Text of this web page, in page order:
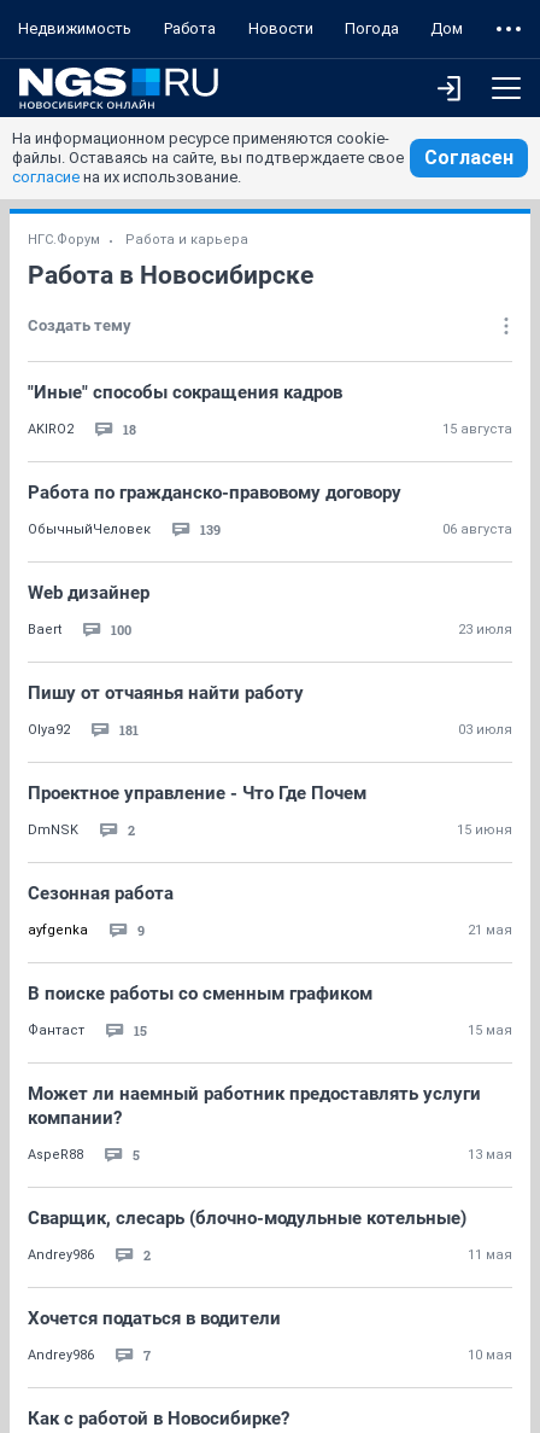
Недвижимость Работа Новости Погода Дом
На информационном ресурсе применяются cookie-
файлы. Оставаясь на сайте, вы подтверждаете свое
согласие на их использование.
Согласен
НГС.Форум Работа и карьера
Работа в Новосибирске
Создать тему
"Иные" способы сокращения кадров
AKIRO2 18 15 августа
Работа по гражданско-правовому договору
ОбычныйЧеловек 139 06 августа
Web дизайнер
Baert 100 23 июля
Пишу от отчаянья найти работу
Olya92 181 03 июля
Проектное управление - Что Где Почем
DmNSK 2 15 июня
Сезонная работа
ayfgenka 9 21 мая
В поиске работы со сменным графиком
Фантаст 15 15 мая
Может ли наемный работник предоставлять услуги
компании?
AspeR88 5 13 мая
Сварщик, слесарь (блочно-модульные котельные)
Andrey986 2 11 мая
Хочется податься в водители
Andrey986 7 10 мая
Как с работой в Новосибирке?